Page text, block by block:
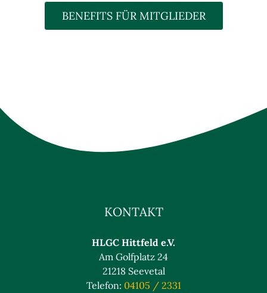
BENEFITS FÜR MITGLIEDER
KONTAKT
HLGC Hittfeld e.V.
Am Golfplatz 24
21218 Seevetal
Telefon: 04105 / 2331